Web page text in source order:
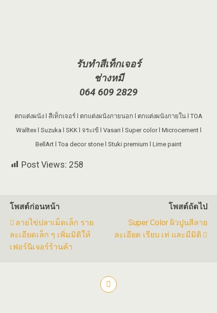
รับทำสีเท็กเจอร์
ช่างหมี
064 609 2829
ตกแต่งผนัง l สีเท็กเจอร์ l ตกแต่งผนังภายนอก l ตกแต่งผนังภายใน l TOA
Walltex l Suzuka l SKK l จระเข้ l Vasari l Super color l Microcement l
BellArt l Toa decor stone l Stuki premium l Lime paint
Post Views: 258
โพสต์ก่อนหน้า
ลายไข่ปลาเม็ดเล็ก ราย
ละเอียดเล็ก ๆ เพิ่มมิติให้
เฟอร์นิเจอร์ร้านค้า
โพสต์ถัดไป
Super Color ผิวปูนสีลาย
ละเอียด เรียบ เท่ และมีมิติ